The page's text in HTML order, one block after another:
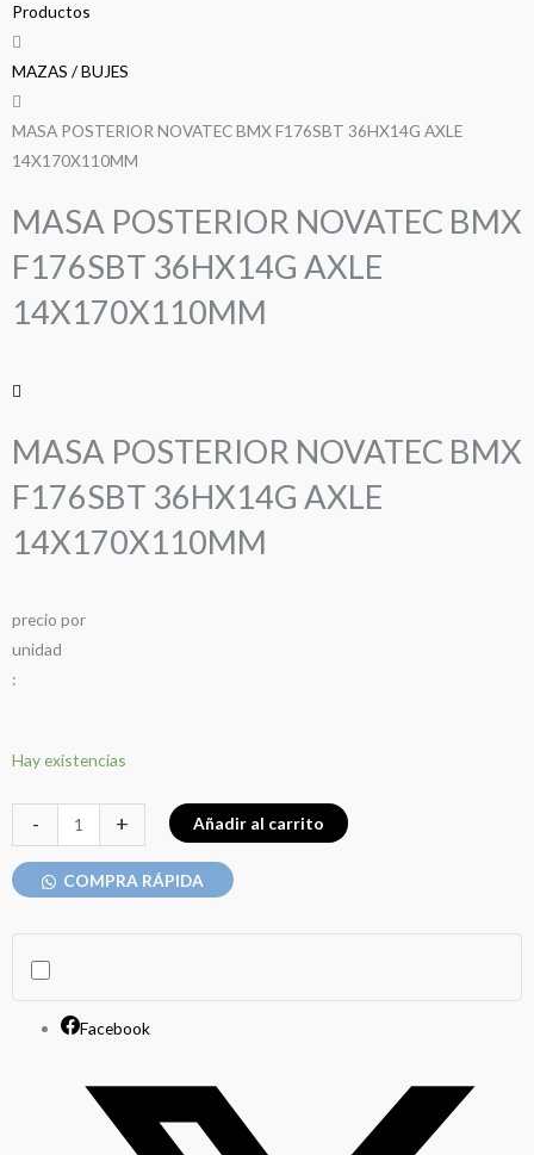
Productos
MAZAS / BUJES
MASA POSTERIOR NOVATEC BMX F176SBT 36HX14G AXLE
14X170X110MM
MASA POSTERIOR NOVATEC BMX
F176SBT 36HX14G AXLE
14X170X110MM
MASA POSTERIOR NOVATEC BMX
F176SBT 36HX14G AXLE
14X170X110MM
precio por
unidad
:
Hay existencias
-
MASA
NOVATEC
BMX
F176SBT
AXLE
14X170X110MM
cantidad
+ Añadir al carrito
COMPRA RÁPIDA
Facebook